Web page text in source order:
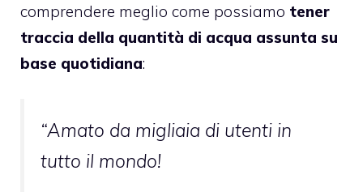
comprendere meglio come possiamo tener
traccia della quantità di acqua assunta su
base quotidiana:
“Amato da migliaia di utenti in
tutto il mondo!